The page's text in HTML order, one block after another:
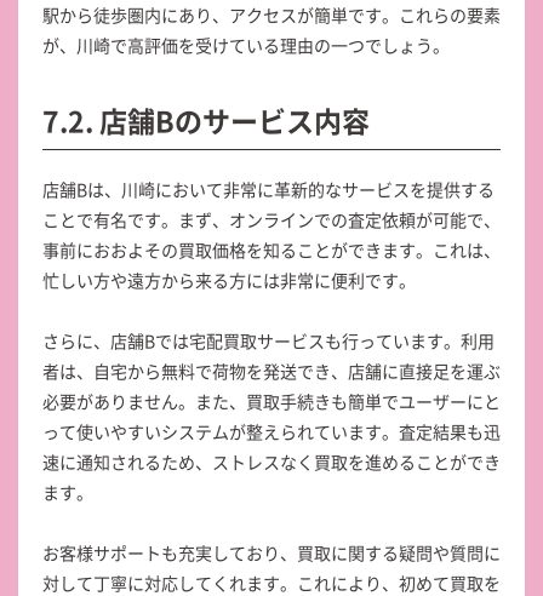
駅から徒歩圏内にあり、アクセスが簡単です。これらの要素
が、川崎で高評価を受けている理由の一つでしょう。
7.2. 店舗Bのサービス内容
店舗Bは、川崎において非常に革新的なサービスを提供する
ことで有名です。まず、オンラインでの査定依頼が可能で、
事前におおよその買取価格を知ることができます。これは、
忙しい方や遠方から来る方には非常に便利です。
さらに、店舗Bでは宅配買取サービスも行っています。利用
者は、自宅から無料で荷物を発送でき、店舗に直接足を運ぶ
必要がありません。また、買取手続きも簡単でユーザーにと
って使いやすいシステムが整えられています。査定結果も迅
速に通知されるため、ストレスなく買取を進めることができ
ます。
お客様サポートも充実しており、買取に関する疑問や質問に
対して丁寧に対応してくれます。これにより、初めて買取を